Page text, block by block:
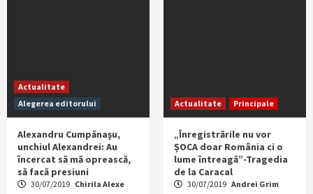
Actualitate
Alegerea editorului
Alexandru Cumpănaşu,
unchiul Alexandrei: Au
încercat să mă oprească,
să facă presiuni
30/07/2019 Chirila Alexe
Actualitate Principale
„Înregistrările nu vor
ȘOCA doar România ci o
lume întreagă”-Tragedia
de la Caracal
30/07/2019 Andrei Grim